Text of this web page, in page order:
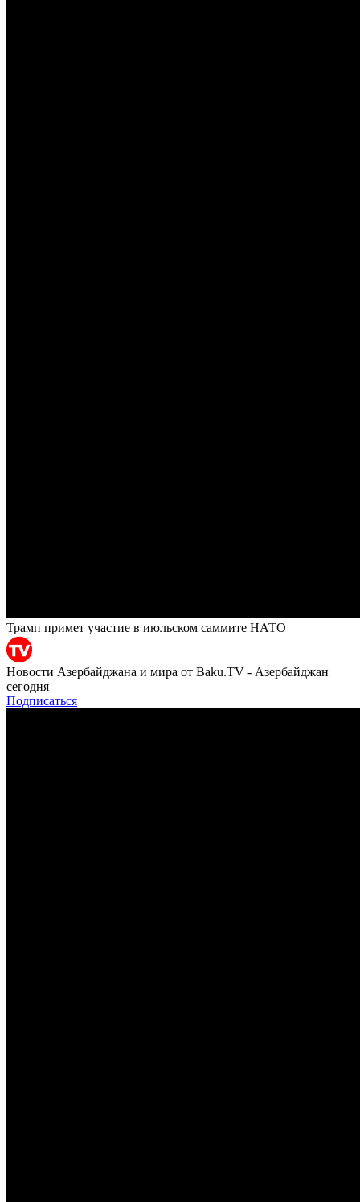
Трамп примет участие в июльском саммите НАТО
Новости Азербайджана и мира от Baku.TV - Азербайджан
сегодня
Подписаться